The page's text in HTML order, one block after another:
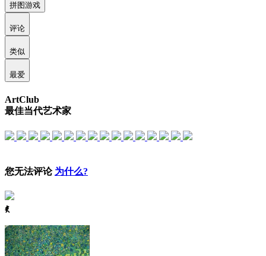
拼图游戏
评论
类似
最爱
ArtClub
最佳当代艺术家
您无法评论 为什么?
ꈅ